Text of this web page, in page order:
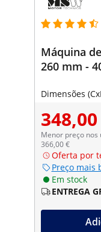
Máquina
260 mm -
Dimensões
Menor preço nos
366,00 €
Oferta por
Preço mais
Em stock
ENTREGA